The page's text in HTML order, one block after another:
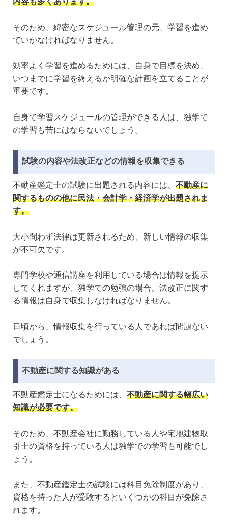
そのため、綿密なスケジュール管理の元、学習を進め
ていかなければなりません。
効率よく学習を進めるためには、自身で目標を決め、
いつまでに学習を終えるか明確な計画を立てることが
重要です。
自身で学習スケジュールの管理ができる人は、独学で
の学習も苦にはならないでしょう。
試験の内容や法改正などの情報を収集できる
不動産鑑定士の試験に出題される内容には、 不動産に
関するものの他に民法・会計学・経済学が出題されま
す。
大小問わず法律は更新されるため、新しい情報の収集
が不可欠です。
専門学校や通信講座を利用している場合は情報を提示
してくれますが、独学での勉強の場合、法改正に関す
る情報は自身で収集しなければなりません。
日頃から、情報収集を行っている人であれば問題ない
でしょう。
不動産に関する知識がある
不動産鑑定士になるためには、 不動産に関する幅広い
知識が必要です。
そのため、不動産会社に勤務している人や宅地建物取
引士の資格を持っている人は独学での学習も可能でし
ょう。
また、不動産鑑定士の試験には科目免除制度があり、
資格を持った人が受験するといくつかの科目が免除さ
れます。